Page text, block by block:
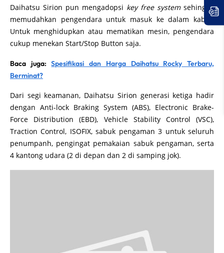
Daihatsu Sirion pun mengadopsi key free systemsehingga
memudahkan pengendara untuk masuk ke dalam kabin.
Untuk menghidupkan atau mematikan mesin, pengendara
cukup menekan Start/Stop Button saja.
Baca juga:Spesifikasi dan Harga Daihatsu Rocky Terbaru,
Berminat?
Dari segi keamanan, Daihatsu Sirion generasi ketiga hadir
dengan Anti-lock Braking System (ABS), Electronic Brake-
Force Distribution (EBD), Vehicle Stability Control (VSC),
Traction Control, ISOFIX, sabuk pengaman 3 untuk seluruh
penumpanh, pengingat pemakaian sabuk pengaman, serta
4 kantong udara (2 di depan dan 2 di samping jok).